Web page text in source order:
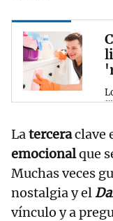
Laterceraclave
emocionalque
Muchas veces
nostalgia y el
vínculo y a